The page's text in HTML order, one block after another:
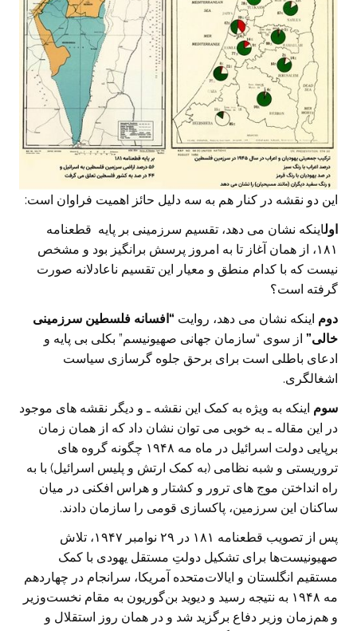
این دو نقشه در کنار هم به سه دلیل حائز اهمیت فراوان است:
اولاینکه نشان می دهد، تقسیم سرزمینی بر پایه قطعنامه
۱۸۱، از همان آغاز تا به امروز پرسش برانگیز بود و مشخص
نیست که با کدام منطق و معیار این تقسیم ناعادلانه صورت
گرفته است؟
دوم اینکه نشان می دهد، روایت “ افسانه فلسطین سرزمینی
خالی” از سوی “سازمان جهانی صهیونیسم” بکلی بی پایه و
ادعای باطلی است برای برحق جلوه گرسازی سیاست
اشغالگری.
سوم اینکه به ویژه به کمک این نقشه ـ و دیگر نقشه های موجود
در این مقاله ـ به خوبی می توان نشان داد که از همان زمان
برپایی دولت اسرائیل در ماه مه ۱۹۴۸ چگونه گروه های
تروریستی و شبه نظامی (به کمک ارتش و پلیس اسرائیل) با به
راه انداختن موج های ترور و کشتار و هراس افکنی در میان
ساکنان این سرزمین، پاکسازی قومی را سازمان دادند.
پس از تصویب قطعنامه ۱۸۱ در ۲۹ نوامبر ۱۹۴۷، تلاش
صهیونیست‌ها برای تشکیل دولتِ مستقل یهودی با کمک
مستقیم انگلستان و ایالات‌متحده آمریکا، سرانجام در چهاردهم
مه ۱۹۴۸ به نتیجه رسید و دیوید بن‌گوریون به مقام نخست‌وزیر
و هم‌زمان وزیر دفاع برگزید شد و در همان روز استقلال و